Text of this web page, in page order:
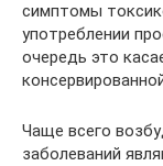
симптомы
употреблении
очередь это
Чаще всего
заболеваний